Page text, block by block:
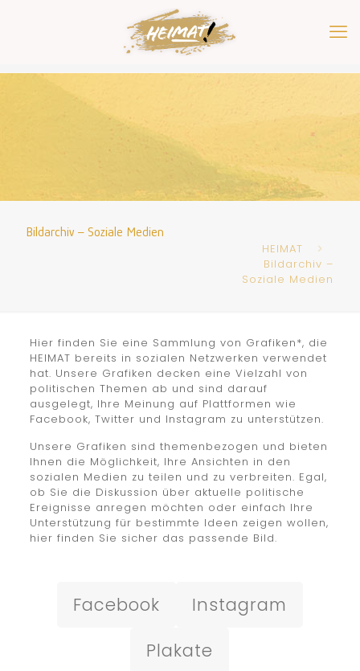
Bildarchiv – Soziale Medien
HEIMAT
Bildarchiv –
Soziale Medien
Hier finden Sie eine Sammlung von Grafiken*, die
HEIMAT bereits in sozialen Netzwerken verwendet
hat. Unsere Grafiken decken eine Vielzahl von
politischen Themen ab und sind darauf
ausgelegt, Ihre Meinung auf Plattformen wie
Facebook, Twitter und Instagram zu unterstützen.
Unsere Grafiken sind themenbezogen und bieten
Ihnen die Möglichkeit, Ihre Ansichten in den
sozialen Medien zu teilen und zu verbreiten. Egal,
ob Sie die Diskussion über aktuelle politische
Ereignisse anregen möchten oder einfach Ihre
Unterstützung für bestimmte Ideen zeigen wollen,
hier finden Sie sicher das passende Bild.
Facebook
Instagram
Plakate